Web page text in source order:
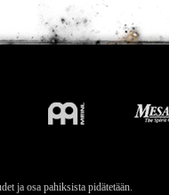
ja osa pahiksista pidätetään.